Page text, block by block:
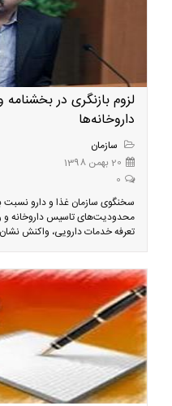
لزوم بازنگری در بخشنامه
داروخانه‌ها
سازمان
20 بهمن 1398
0
سخنگوی سازمان غذا و دارو نسبت
محدودیت‌های تاسیس داروخانه و
تعرفه خدمات دارویی، واکنش